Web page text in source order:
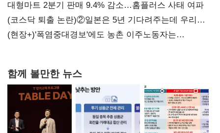
불만 확산
대형마트 2분기 판매 9.4% 감소…홈플러스 사태 여파
(코스닥 퇴출 논란)②일본은 5년 기다려주는데 우리는
당장 퇴출?…시간만으론 부족한 코스닥 구하기
(현장+)'폭염중대경보'에도 농촌 이주노동자는
함께 볼만한 뉴스